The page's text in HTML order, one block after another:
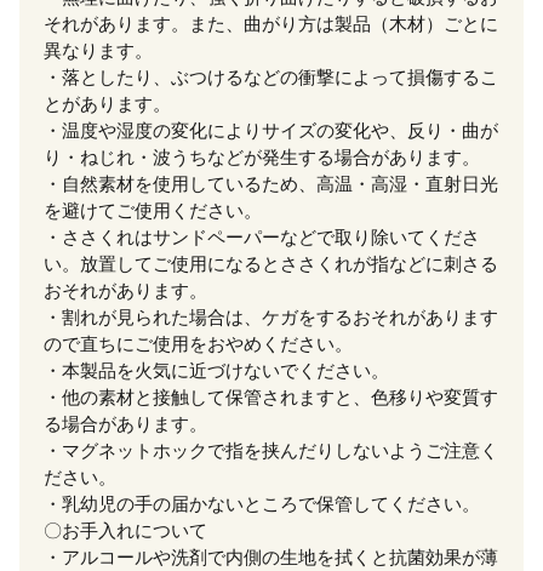
それがあります。また、曲がり方は製品（木材）ごとに
異なります。
・落としたり、ぶつけるなどの衝撃によって損傷するこ
とがあります。
・温度や湿度の変化によりサイズの変化や、反り・曲が
り・ねじれ・波うちなどが発生する場合があります。
・自然素材を使用しているため、高温・高湿・直射日光
を避けてご使用ください。
・ささくれはサンドペーパーなどで取り除いてくださ
い。放置してご使用になるとささくれが指などに刺さる
おそれがあります。
・割れが見られた場合は、ケガをするおそれがあります
ので直ちにご使用をおやめください。
・本製品を火気に近づけないでください。
・他の素材と接触して保管されますと、色移りや変質す
る場合があります。
・マグネットホックで指を挟んだりしないようご注意く
ださい。
・乳幼児の手の届かないところで保管してください。
〇お手入れについて
・アルコールや洗剤で内側の生地を拭くと抗菌効果が薄